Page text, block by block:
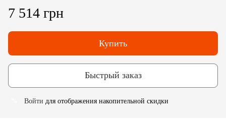
7 514 грн
Купить
Быстрый заказ
Войти для отображения накопительной скидки